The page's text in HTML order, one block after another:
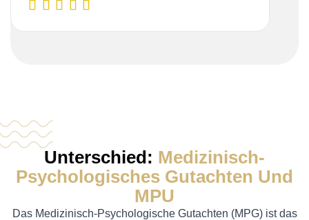
Unterschied: Medizinisch-
Psychologisches Gutachten Und
MPU
Das Medizinisch-Psychologische Gutachten (MPG) ist das